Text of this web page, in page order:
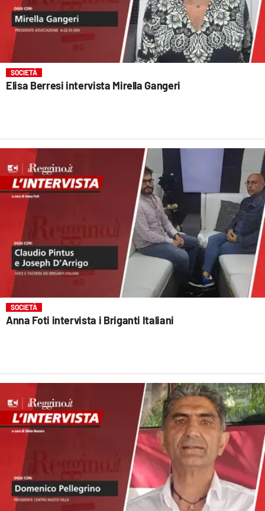
SOCIETÀ
Elisa Berresi intervista Mirella Gangeri
SOCIETÀ
Anna Foti intervista i Briganti Italiani